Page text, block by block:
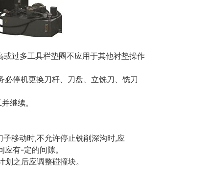
过多工具栏垫圈不应用于其他衬垫操作
停机更换刀杆、刀盘、立铣刀、铣刀
继续。
移动时,不允许停止铣削深沟时,应
有-定的间隙。
之后应调整碰撞块。